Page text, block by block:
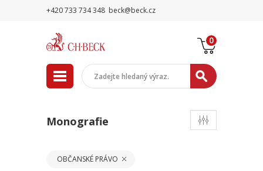
+420 733 734 348 beck@beck.cz
0
Monografie
OBČANSKÉ PRÁVO